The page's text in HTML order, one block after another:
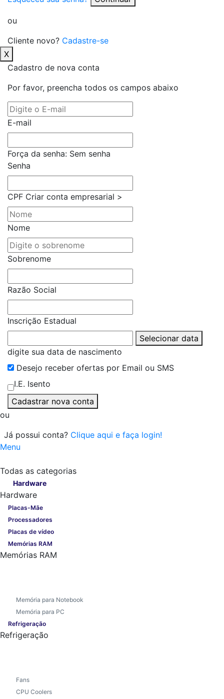
ou
Cliente novo? Cadastre-se
X
Cadastro de nova conta
Por favor, preencha todos os campos abaixo
E-mail
Força da senha: Sem senha
Senha
CPF Criar conta empresarial >
Nome
Sobrenome
Razão Social
Inscrição Estadual
Selecionar data
digite sua data de nascimento
Desejo receber ofertas por Email ou SMS
I.E. Isento
Cadastrar nova conta
ou
Já possui conta? Clique aqui e faça login!
Menu
Todas as categorias
Hardware
Hardware
Placas-Mãe
Processadores
Placas de vídeo
Memórias RAM
Memórias RAM
Memória para Notebook
Memória para PC
Refrigeração
Refrigeração
Fans
CPU Coolers